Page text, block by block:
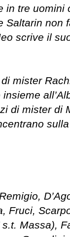
in tre uomini
Saltarin non
scrive il
mister
di mister di
Fruci,
Massa),